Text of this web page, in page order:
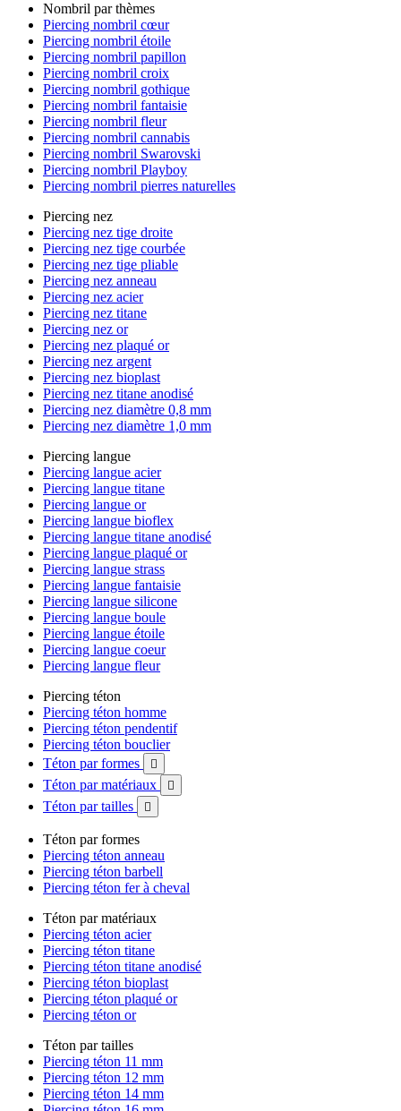
Nombril par thèmes
Piercing nombril cœur
Piercing nombril étoile
Piercing nombril papillon
Piercing nombril croix
Piercing nombril gothique
Piercing nombril fantaisie
Piercing nombril fleur
Piercing nombril cannabis
Piercing nombril Swarovski
Piercing nombril Playboy
Piercing nombril pierres naturelles
Piercing nez
Piercing nez tige droite
Piercing nez tige courbée
Piercing nez tige pliable
Piercing nez anneau
Piercing nez acier
Piercing nez titane
Piercing nez or
Piercing nez plaqué or
Piercing nez argent
Piercing nez bioplast
Piercing nez titane anodisé
Piercing nez diamètre 0,8 mm
Piercing nez diamètre 1,0 mm
Piercing langue
Piercing langue acier
Piercing langue titane
Piercing langue or
Piercing langue bioflex
Piercing langue titane anodisé
Piercing langue plaqué or
Piercing langue strass
Piercing langue fantaisie
Piercing langue silicone
Piercing langue boule
Piercing langue étoile
Piercing langue coeur
Piercing langue fleur
Piercing téton
Piercing téton homme
Piercing téton pendentif
Piercing téton bouclier
Téton par formes

Téton par matériaux 
Téton par tailles 
Téton par formes
Piercing téton anneau
Piercing téton barbell
Piercing téton fer à cheval
Téton par matériaux
Piercing téton acier
Piercing téton titane
Piercing téton titane anodisé
Piercing téton bioplast
Piercing téton plaqué or
Piercing téton or
Téton par tailles
Piercing téton 11 mm
Piercing téton 12 mm
Piercing téton 14 mm